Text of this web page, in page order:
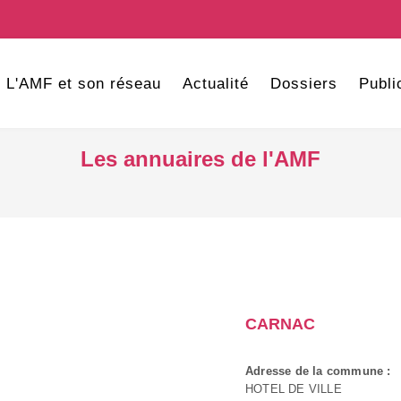
L'AMF et son réseau Actualité Dossiers
Les annuaires de l'AMF
CARNAC
Adresse de la commune :
HOTEL DE VILLE